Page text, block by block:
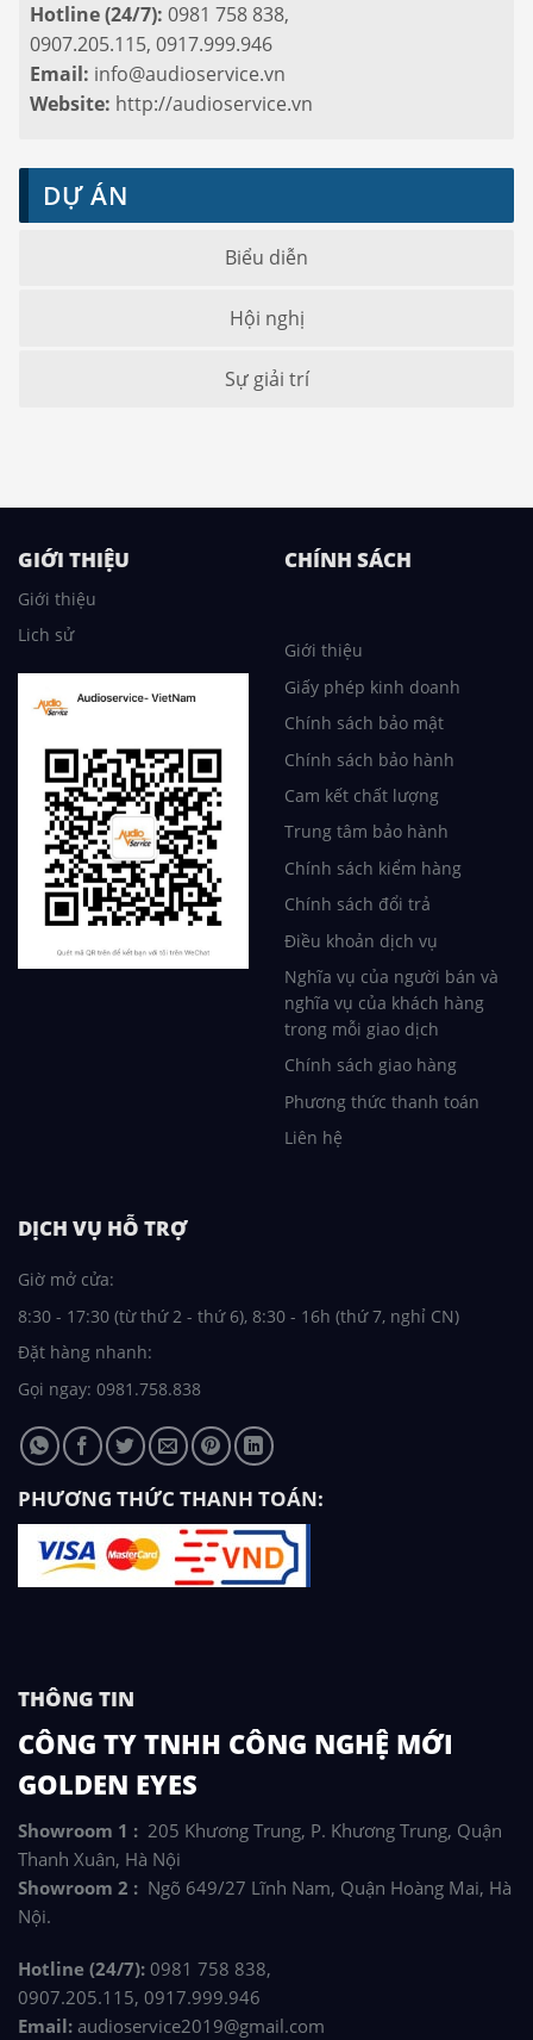
Hotline (24/7): 0981 758 838,
0907.205.115, 0917.999.946
Email: info@audioservice.vn
Website: http://audioservice.vn
DỰ ÁN
Biểu diễn
Hội nghị
Sự giải trí
GIỚI THIỆU
Giới thiệu
Lich sử
CHÍNH SÁCH
Giới thiệu
Giấy phép kinh doanh
Chính sách bảo mật
Chính sách bảo hành
Cam kết chất lượng
Trung tâm bảo hành
Chính sách kiểm hàng
Chính sách đổi trả
Điều khoản dịch vụ
Nghĩa vụ của người bán và
nghĩa vụ của khách hàng
trong mỗi giao dịch
Chính sách giao hàng
Phương thức thanh toán
Liên hệ
DỊCH VỤ HỖ TRỢ
Giờ mở cửa:
8:30 - 17:30 (từ thứ 2 - thứ 6), 8:30 - 16h (thứ 7, nghỉ CN)
Đặt hàng nhanh:
Gọi ngay: 0981.758.838
PHƯƠNG THỨC THANH TOÁN:
THÔNG TIN
CÔNG TY TNHH CÔNG NGHỆ MỚI
GOLDEN EYES
Showroom 1 : 205 Khương Trung, P. Khương Trung, Quận
Thanh Xuân, Hà Nội
Showroom 2 : Ngõ 649/27 Lĩnh Nam, Quận Hoàng Mai, Hà
Nội.
Hotline (24/7): 0981 758 838,
0907.205.115, 0917.999.946
Email: audioservice2019@gmail.com